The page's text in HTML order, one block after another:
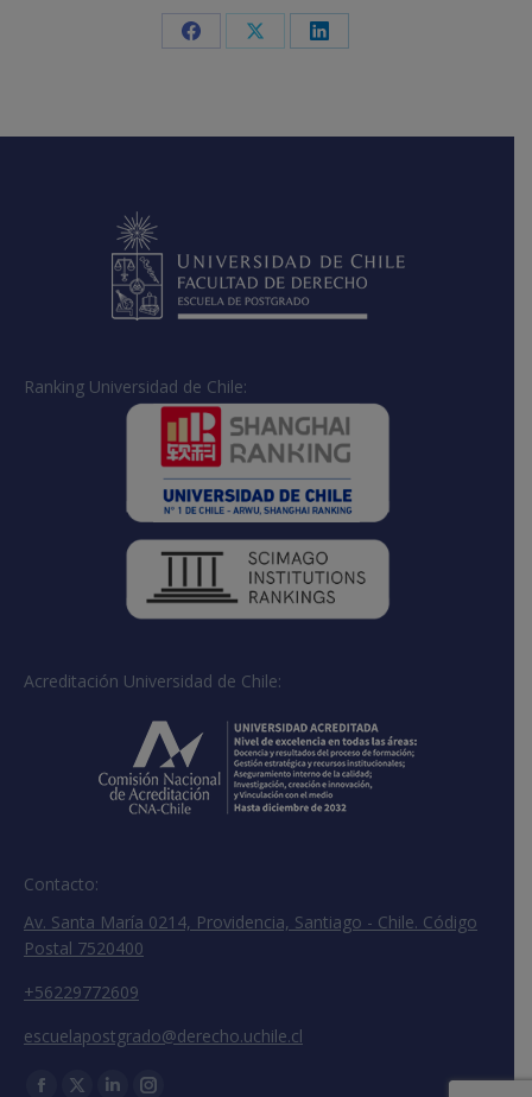
Share Share Share
Ranking Universidad de Chile:
Acreditación Universidad de Chile:
Contacto:
Av. Santa María 0214, Providencia, Santiago - Chile. Código
Postal 7520400
+56229772609
escuelapostgrado@derecho.uchile.cl
Encuéntranos en: